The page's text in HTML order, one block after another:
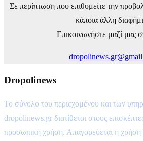
Σε περίπτωση που επιθυμείτε την
κάποια άλλη
Επικοινωνήστε μαζί μας
Dropolinews
Το σύνολο του περιεχομένου και των
dropolinews.gr διατίθεται στους
προσωπική χρήση. Απαγορεύεται η